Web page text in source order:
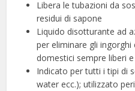
Libera le tubazioni da
residui di sapone
Liquido disotturante ad
per eliminare gli
domestici sempre liberi
Indicato per tutti i tipi di
water ecc.); utilizzato